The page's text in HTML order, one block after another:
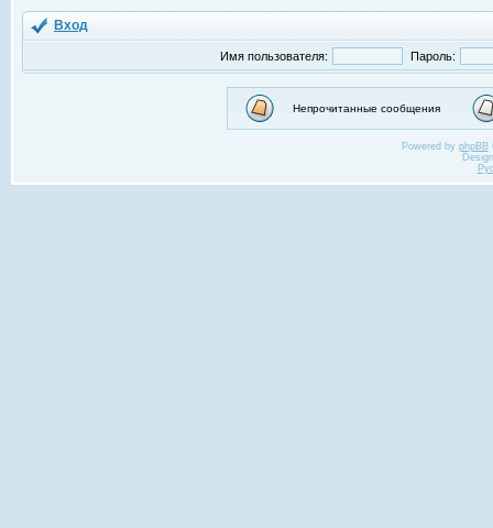
Вход
Имя пользователя: Пароль:
Непрочитанные сообщения
Powered by phpBB